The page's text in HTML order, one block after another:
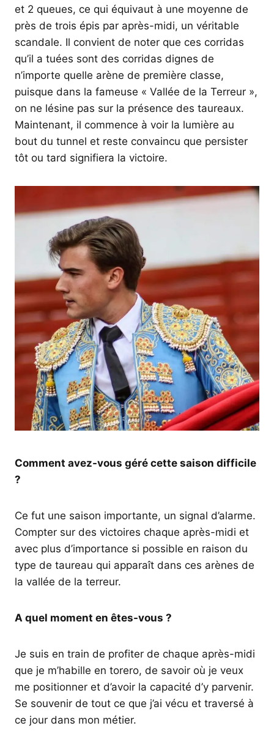
et 2 queues, ce qui équivaut à une moyenne de
près de trois épis par après-midi, un véritable
scandale. Il convient de noter que ces corridas
qu’il a tuées sont des corridas dignes de
n’importe quelle arène de première classe,
puisque dans la fameuse « Vallée de la Terreur »,
on ne lésine pas sur la présence des taureaux.
Maintenant, il commence à voir la lumière au
bout du tunnel et reste convaincu que persister
tôt ou tard signifiera la victoire.
Comment avez-vous géré cette saison difficile
?
Ce fut une saison importante, un signal d’alarme.
Compter sur des victoires chaque après-midi et
avec plus d’importance si possible en raison du
type de taureau qui apparaît dans ces arènes de
la vallée de la terreur.
A quel moment en êtes-vous ?
Je suis en train de profiter de chaque après-midi
que je m’habille en torero, de savoir où je veux
me positionner et d’avoir la capacité d’y parvenir.
Se souvenir de tout ce que j’ai vécu et traversé à
ce jour dans mon métier.